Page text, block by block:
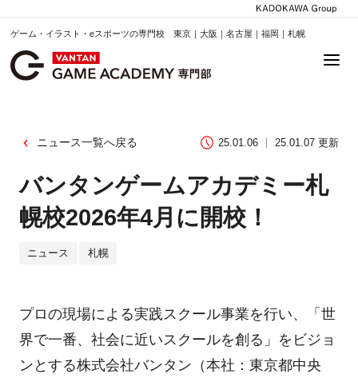
ゲーム・イラスト・eスポーツの専門校 東京｜大阪｜名古屋｜福岡｜札幌
ニュース一覧へ戻る 25.01.06 25.01.07 更新
バンタンゲームアカデミー札
幌校2026年4月に開校！
ニュース 札幌
プロの現場による実践スクール事業を行い、「世
界で一番、社会に近いスクールを創る」をビジョ
ンとする株式会社バンタン（本社：東京都中央